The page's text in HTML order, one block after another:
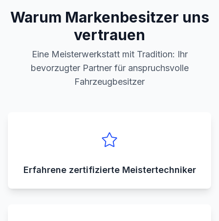
Warum Markenbesitzer uns
vertrauen
Eine Meisterwerkstatt mit Tradition: Ihr
bevorzugter Partner für anspruchsvolle
Fahrzeugbesitzer
Erfahrene zertifizierte Meistertechniker